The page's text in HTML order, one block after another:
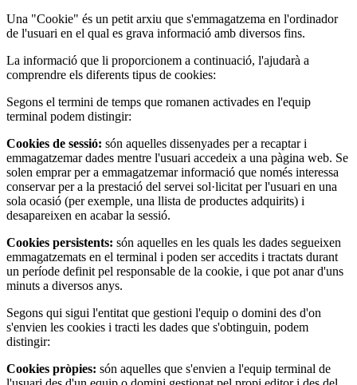
Una "Cookie" és un petit arxiu que s'emmagatzema en l'ordinador
de l'usuari en el qual es grava informació amb diversos fins.
La informació que li proporcionem a continuació, l'ajudarà a
comprendre els diferents tipus de cookies:
Segons el termini de temps que romanen activades en l'equip
terminal podem distingir:
Cookies de sessió: són aquelles dissenyades per a recaptar i
emmagatzemar dades mentre l'usuari accedeix a una pàgina web. Se
solen emprar per a emmagatzemar informació que només interessa
conservar per a la prestació del servei sol·licitat per l'usuari en una
sola ocasió (per exemple, una llista de productes adquirits) i
desapareixen en acabar la sessió.
Cookies persistents: són aquelles en les quals les dades segueixen
emmagatzemats en el terminal i poden ser accedits i tractats durant
un període definit pel responsable de la cookie, i que pot anar d'uns
minuts a diversos anys.
Segons qui sigui l'entitat que gestioni l'equip o domini des d'on
s'envien les cookies i tracti les dades que s'obtinguin, podem
distingir:
Cookies pròpies: són aquelles que s'envien a l'equip terminal de